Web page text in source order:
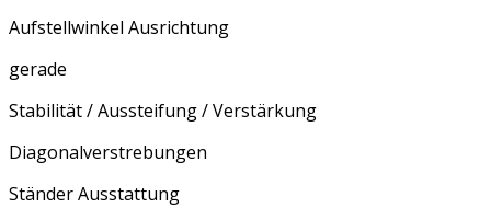
Aufstellwinkel Ausrichtung
gerade
Stabilität / Aussteifung / Verstärkung
Diagonalverstrebungen
Ständer Ausstattung